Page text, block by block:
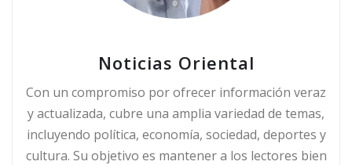
Noticias Oriental
Con un compromiso por ofrecer información veraz
y actualizada, cubre una amplia variedad de temas,
incluyendo política, economía, sociedad, deportes y
cultura. Su objetivo es mantener a los lectores bien